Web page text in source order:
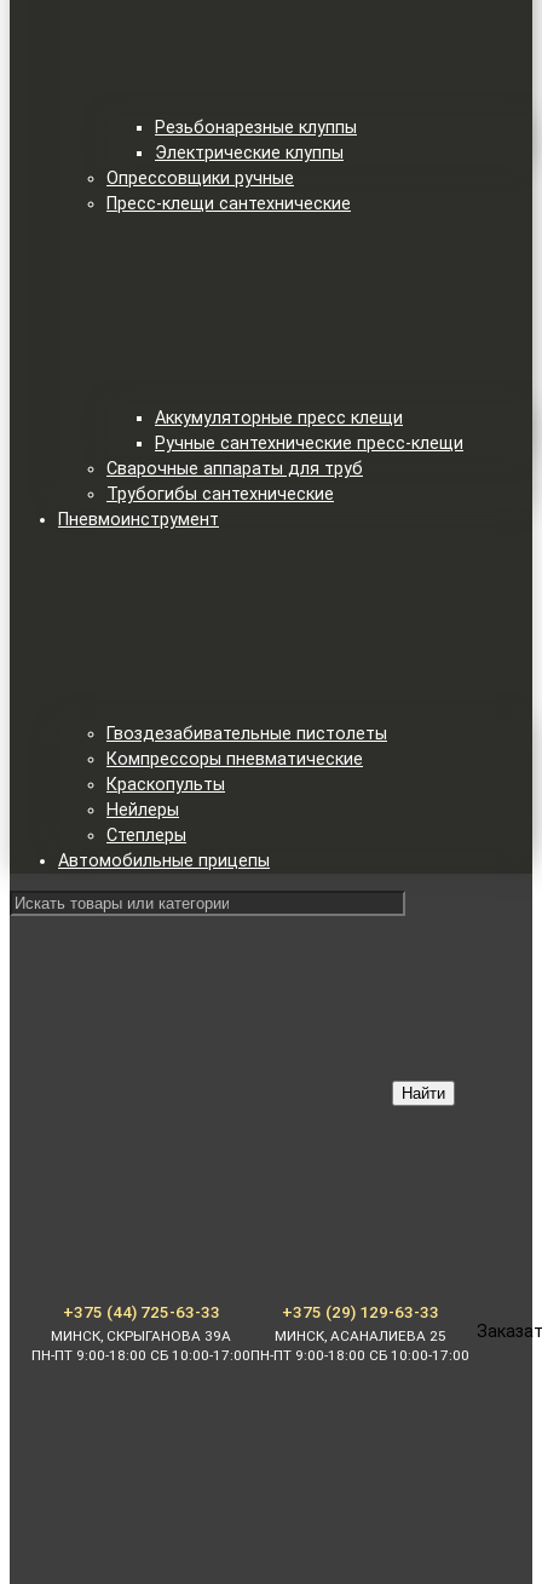
Резьбонарезные клуппы
Электрические клуппы
Опрессовщики ручные
Пресс-клещи сантехнические
Аккумуляторные пресс клещи
Ручные сантехнические пресс-клещи
Сварочные аппараты для труб
Трубогибы сантехнические
Пневмоинструмент
Гвоздезабивательные пистолеты
Компрессоры пневматические
Краскопульты
Нейлеры
Степлеры
Автомобильные прицепы
Найти
+375 (44) 725-63-33
МИНСК, СКРЫГАНОВА 39А
ПН-ПТ 9:00-18:00 СБ 10:00-17:00
+375 (29) 129-63-33
МИНСК, АСАНАЛИЕВА 25
ПН-ПТ 9:00-18:00 СБ 10:00-17:00